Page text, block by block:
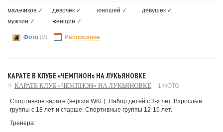
мальчиков ✓ девочек ✓ юношей ✓ девушек ✓
мужчин ✓ женщин ✓
Фото (2) Расписание
КАРАТЕ В КЛУБЕ «ЧЕМПИОН» НА ЛУКЬЯНОВКЕ
КАРАТЕ КЛУБ «ЧЕМПИОН» НА ЛУКЬЯНОВКЕ 1 ФОТО
Спортивное карате (версия WKF). Набор детей с 3-х лет. Взрослые
группы с 18 лет и старше. Спортивные группы 12-16 лет.
Тренера: